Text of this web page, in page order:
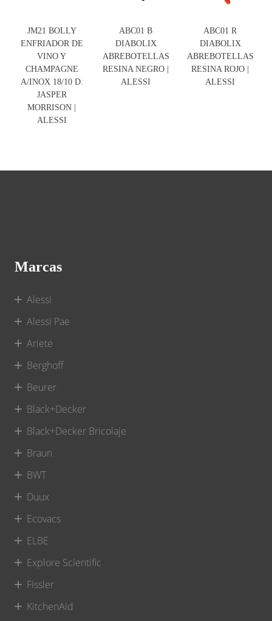
JM21 BOLLY
ENFRIADOR DE
VINO Y
CHAMPAGNE
A/INOX 18/10 D.
JASPER
MORRISON |
ALESSI
ABC01 B
DIABOLIX
ABREBOTELLAS
RESINA NEGRO |
ALESSI
ABC01 R
DIABOLIX
ABREBOTELLAS
RESINA ROJO |
ALESSI
Marcas
Alessi
Alessi Pae
Ariete
Berghoff
Beurer
Black+Decker
Black+Decker Bricolaje
Braun
BWT
Duux
Ecovacs
ELBE
Explore Scientific
Fissler
KitchenAid